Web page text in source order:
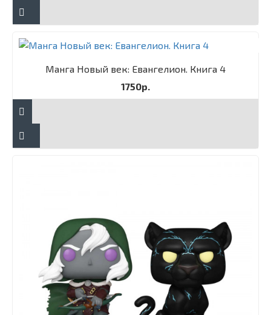
Манга Новый век: Евангелион. Книга 4
1750р.